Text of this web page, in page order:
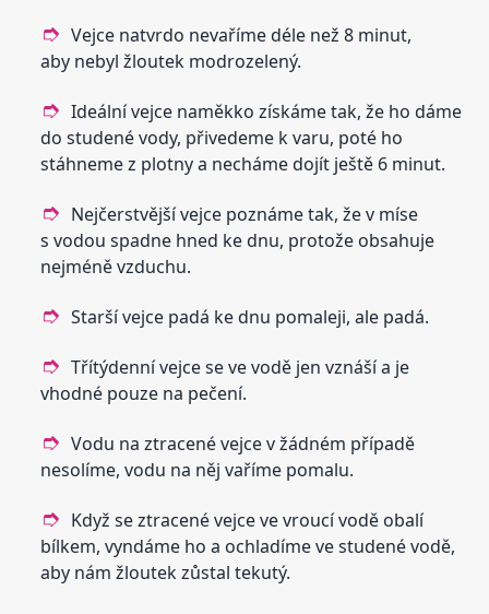
Vejce natvrdo nevaříme déle než 8 minut,
aby nebyl žloutek modrozelený.
Ideální vejce naměkko získáme tak, že ho dáme
do studené vody, přivedeme k varu, poté ho
stáhneme z plotny a necháme dojít ještě 6 minut.
Nejčerstvější vejce poznáme tak, že v míse
s vodou spadne hned ke dnu, protože obsahuje
nejméně vzduchu.
Starší vejce padá ke dnu pomaleji, ale padá.
Třítýdenní vejce se ve vodě jen vznáší a je
vhodné pouze na pečení.
Vodu na ztracené vejce v žádném případě
nesolíme, vodu na něj vaříme pomalu.
Když se ztracené vejce ve vroucí vodě obalí
bílkem, vyndáme ho a ochladíme ve studené vodě,
aby nám žloutek zůstal tekutý.